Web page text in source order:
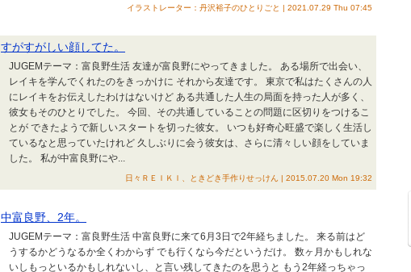
イラストレーター：丹沢裕子のひとりごと | 2021.07.29 Thu 07:45
すがすがしい顔してた。
JUGEMテーマ：富良野生活 友達が富良野にやってきました。 ある場所で出会い、
レイキを学んでくれたのをきっかけに それから友達です。 東京で私はたくさんの人
にレイキをお伝えしたわけはないけど ある共通した人生の局面を持った人が多く、
彼女もそのひとりでした。 今回、その共通していることの問題に区切りをつけるこ
とが できたようで新しいスタートを切った彼女。 いつも好奇心旺盛で楽しく生活し
ているなと思っていたけれど 久しぶりに会う彼女は、さらに清々しい顔をしていま
した。 私が中富良野にや...
日々ＲＥＩＫＩ、ときどき手作りせっけん | 2015.07.20 Mon 19:32
中富良野、2年。
JUGEMテーマ：富良野生活 中富良野に来て6月3日で2年経ちました。 来る前はど
うするかどうなるか全くわからず でも行くなら今だというだけ。 数ヶ月かもしれな
いしもっといるかもしれないし、と言い残してきたのを思うと もう2年経っちゃっ